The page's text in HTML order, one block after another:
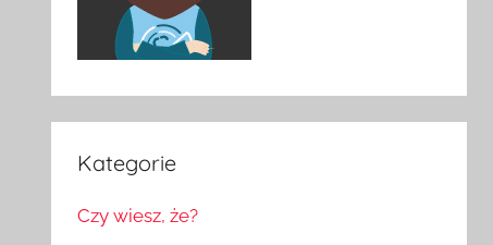
Kategorie
Czy wiesz, że?